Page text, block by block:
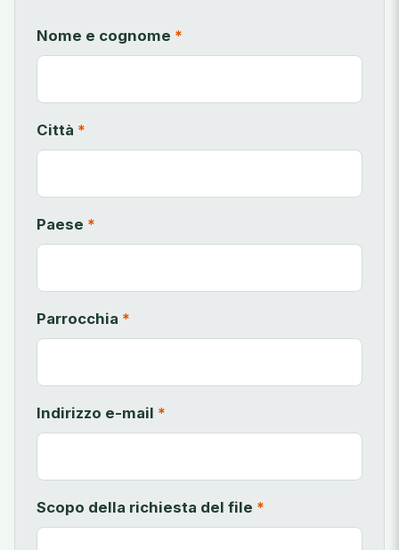
Nome e cognome *
Città *
Paese *
Parrocchia *
Indirizzo e-mail *
Scopo della richiesta del file *